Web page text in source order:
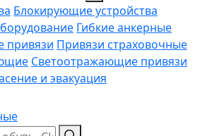
Блокирующие устройства
Гибкие анкерные
привязи Привязи страховочные
Светоотражающие привязи
и эвакуация